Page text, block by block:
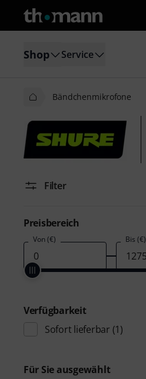
Shop Service
Bändchenmikrofone
Filter
Preisbereich
Von (€) Bis (€)
Verfügbarkeit
Sofort lieferbar (1)
Für Sie ausgewählt